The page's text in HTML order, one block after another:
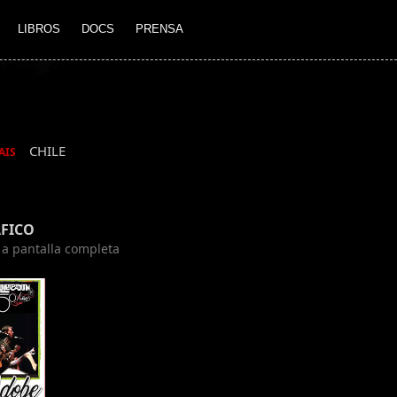
LIBROS DOCS PRENSA
CHILE
pantalla completa